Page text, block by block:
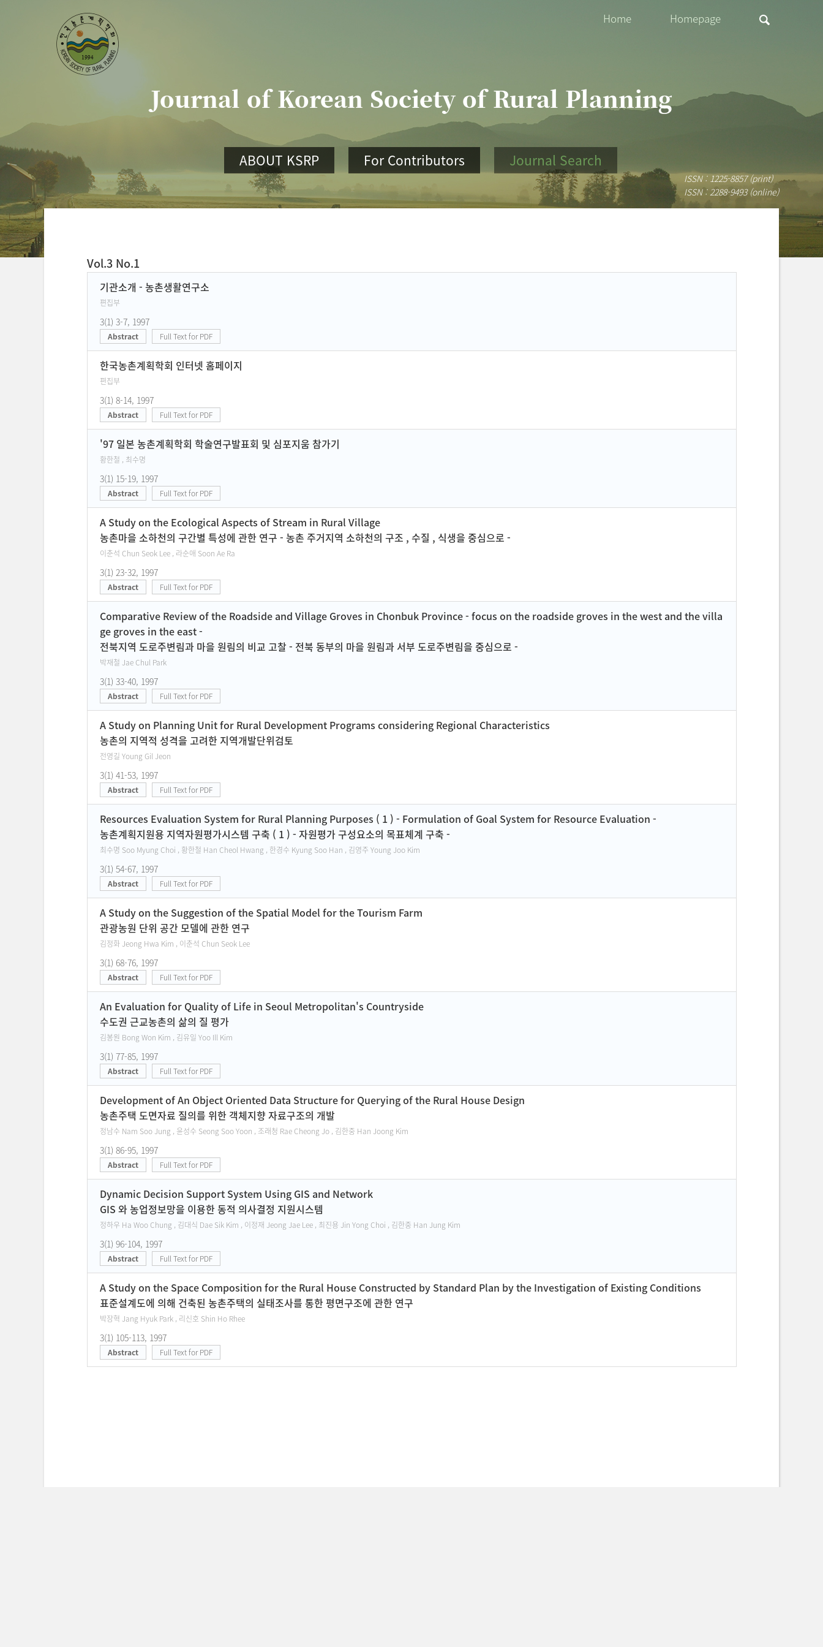
Home Homepage
Journal of Korean Society of Rural Planning
ABOUT KSRP For Contributors Journal Search
ISSN : 1225-8857 (print)
ISSN : 2288-9493 (online)
Vol.3 No.1
기관소개 - 농촌생활연구소
편집부
3(1) 3-7, 1997
Abstract Full Text for PDF
한국농촌계획학회 인터넷 홈페이지
편집부
3(1) 8-14, 1997
Abstract Full Text for PDF
'97 일본 농촌계획학회 학술연구발표회 및 심포지움 참가기
황한철 , 최수명
3(1) 15-19, 1997
Abstract Full Text for PDF
A Study on the Ecological Aspects of Stream in Rural Village
농촌마을 소하천의 구간별 특성에 관한 연구 - 농촌 주거지역 소하천의 구조 , 수질 , 식생을 중심으로 -
이춘석 Chun Seok Lee , 라순애 Soon Ae Ra
3(1) 23-32, 1997
Abstract Full Text for PDF
Comparative Review of the Roadside and Village Groves in Chonbuk Province - focus on the roadside groves in the west and the villa
ge groves in the east -
전북지역 도로주변림과 마을 원림의 비교 고찰 - 전북 동부의 마을 원림과 서부 도로주변림을 중심으로 -
박재철 Jae Chul Park
3(1) 33-40, 1997
Abstract Full Text for PDF
A Study on Planning Unit for Rural Development Programs considering Regional Characteristics
농촌의 지역적 성격을 고려한 지역개발단위검토
전영길 Young Gil Jeon
3(1) 41-53, 1997
Abstract Full Text for PDF
Resources Evaluation System for Rural Planning Purposes ( 1 ) - Formulation of Goal System for Resource Evaluation -
농촌계획지원용 지역자원평가시스템 구축 ( 1 ) - 자원평가 구성요소의 목표체계 구축 -
최수명 Soo Myung Choi , 황한철 Han Cheol Hwang , 한경수 Kyung Soo Han , 김영주 Young Joo Kim
3(1) 54-67, 1997
Abstract Full Text for PDF
A Study on the Suggestion of the Spatial Model for the Tourism Farm
관광농원 단위 공간 모델에 관한 연구
김정화 Jeong Hwa Kim , 이춘석 Chun Seok Lee
3(1) 68-76, 1997
Abstract Full Text for PDF
An Evaluation for Quality of Life in Seoul Metropolitan's Countryside
수도권 근교농촌의 삶의 질 평가
김봉원 Bong Won Kim , 김유일 Yoo Ill Kim
3(1) 77-85, 1997
Abstract Full Text for PDF
Development of An Object Oriented Data Structure for Querying of the Rural House Design
농촌주택 도면자료 질의를 위한 객체지향 자료구조의 개발
정남수 Nam Soo Jung , 윤성수 Seong Soo Yoon , 조래청 Rae Cheong Jo , 김한중 Han Joong Kim
3(1) 86-95, 1997
Abstract Full Text for PDF
Dynamic Decision Support System Using GIS and Network
GIS 와 농업정보망을 이용한 동적 의사결정 지원시스템
정하우 Ha Woo Chung , 김대식 Dae Sik Kim , 이정재 Jeong Jae Lee , 최진용 Jin Yong Choi , 김한중 Han Jung Kim
3(1) 96-104, 1997
Abstract Full Text for PDF
A Study on the Space Composition for the Rural House Constructed by Standard Plan by the Investigation of Existing Conditions
표준설계도에 의해 건축된 농촌주택의 실태조사를 통한 평면구조에 관한 연구
박장혁 Jang Hyuk Park , 리신호 Shin Ho Rhee
3(1) 105-113, 1997
Abstract Full Text for PDF